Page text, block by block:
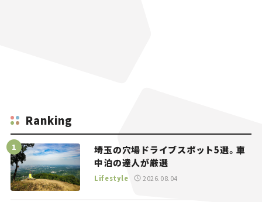
Ranking
埼玉の穴場ドライブスポット5選。車
中泊の達人が厳選
Lifestyle 2026.08.04